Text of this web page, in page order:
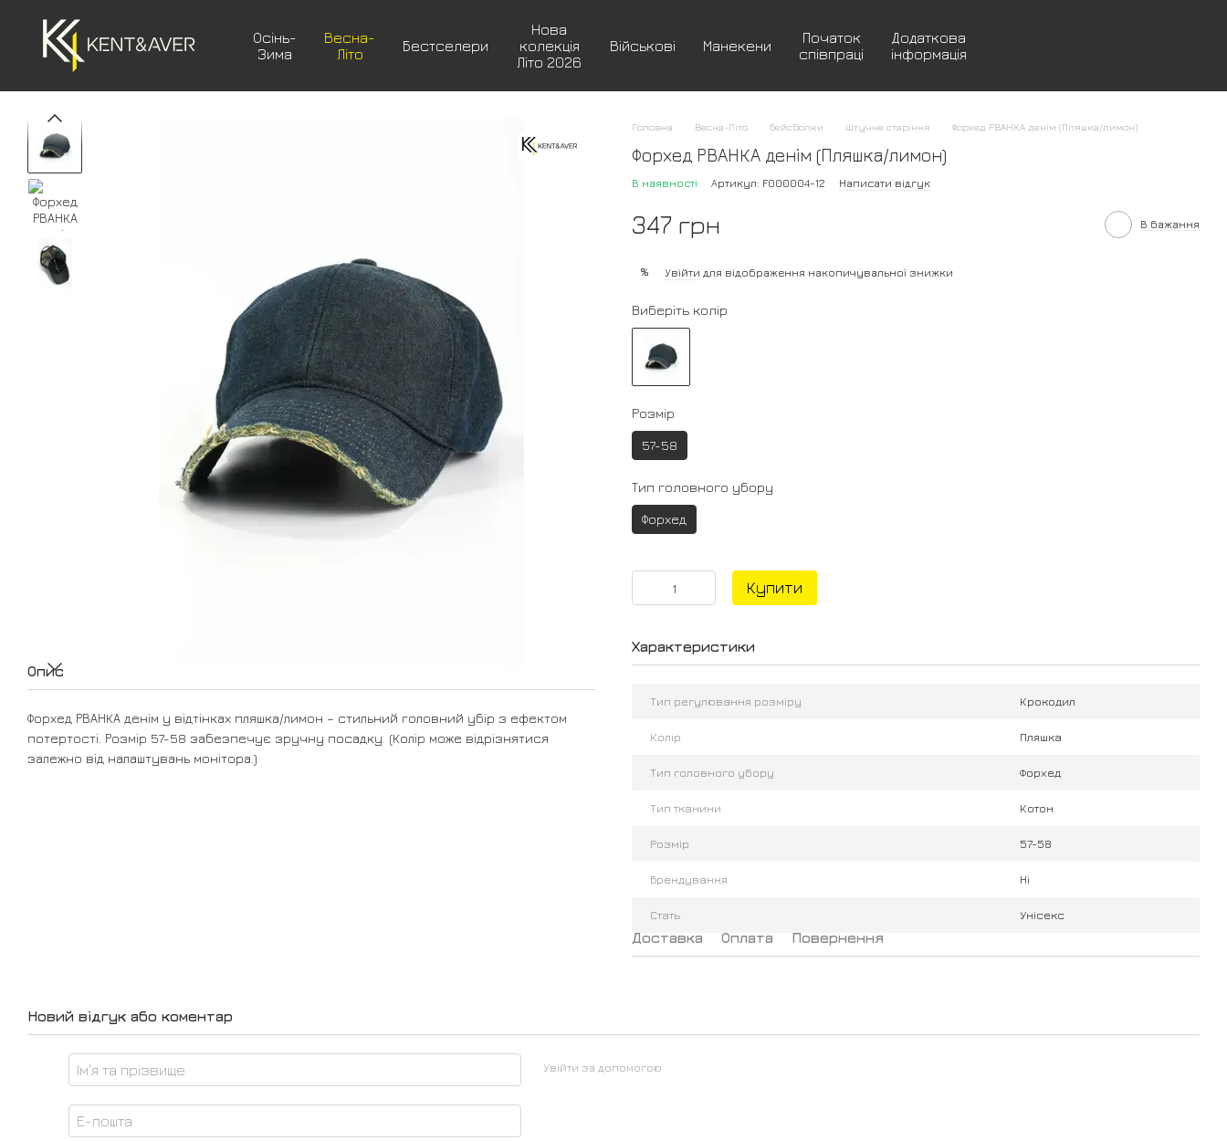
Осінь-
Зима
Весна-
Літо
Бестселери
Нова
колекція
Літо 2026
Військові Манекени
Початок
співпраці
Додаткова
інформація
Опис
Форхед РВАНКА денім у відтінках пляшка/лимон – стильний головний убір з ефектом
потертості. Розмір 57-58 забезпечує зручну посадку. (Колір може відрізнятися
залежно від налаштувань монітора.)
Головна Весна-Літо Бейсболки Штучне старіння Форхед РВАНКА денім (Пляшка/лимон)
Форхед РВАНКА денім (Пляшка/лимон)
В наявності Артикул: F000004-12 Написати відгук
347 грн В бажання
% Увійти для відображення накопичувальної знижки
Виберіть колір
Розмір
57-58
Тип головного убору
Форхед
Купити
Характеристики
Тип регулювання розміру Крокодил
Колір Пляшка
Тип головного убору Форхед
Тип тканини Котон
Розмір 57-58
Брендування Ні
Стать Унісекс
Доставка Оплата Повернення
Новий відгук або коментар
Увійти за допомогою